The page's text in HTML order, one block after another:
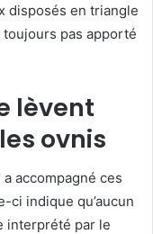
disposés en triangle
toujours pas apporté
lèvent
ovnis
accompagné ces
ci indique qu’aucun
interprété par le